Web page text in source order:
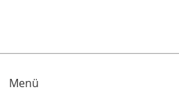
Menü